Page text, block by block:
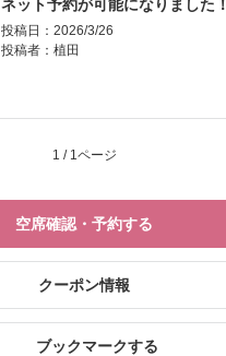
ネット予約が可能になりました！
投稿日：2026/3/26
投稿者： 植田
1 / 1ページ
空席確認・予約する
クーポン情報
ブックマークする